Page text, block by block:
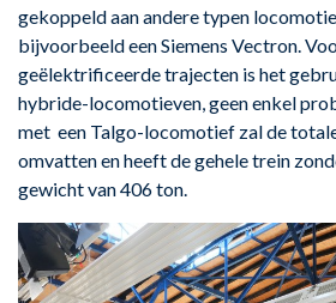
gekoppeld aan andere typen
bijvoorbeeld een Siemens Vectron.
geëlektrificeerde trajecten is het
hybride-locomotieven, geen enkel
met een Talgo-locomotief zal de
omvatten en heeft de gehele trein
gewicht van 406 ton.